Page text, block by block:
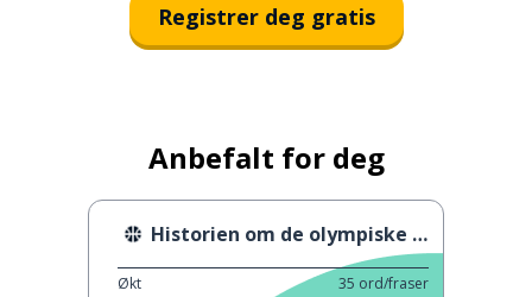
Registrer deg gratis
Anbefalt for deg
Historien om de olympiske leker
Økt 35 ord/fraser